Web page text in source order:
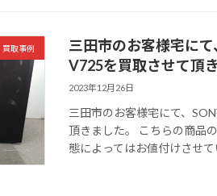
買取事例
三田市のお客様宅に
V725を買取させて頂き
2023年12月26日
三田市のお客様宅にて、
頂きました。 こちらの商品
態によってはお値付けさせて